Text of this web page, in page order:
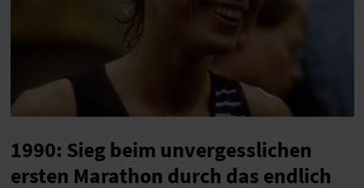
1990: Sieg beim unvergesslichen
ersten Marathon durch das endlich